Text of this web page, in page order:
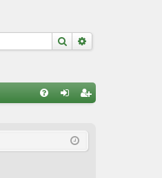
Rechercher
cri